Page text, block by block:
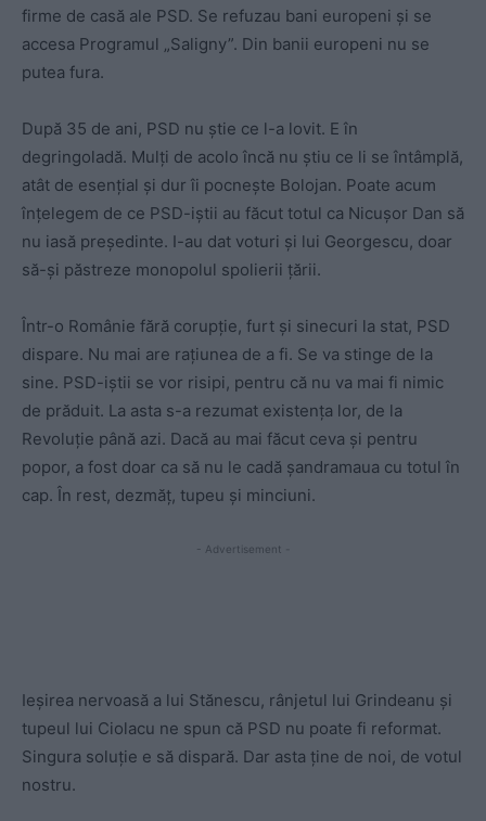
firme de casă ale PSD. Se refuzau bani europeni și se
accesa Programul „Saligny”. Din banii europeni nu se
putea fura.
După 35 de ani, PSD nu știe ce l-a lovit. E în
degringoladă. Mulți de acolo încă nu știu ce li se întâmplă,
atât de esențial și dur îi pocnește Bolojan. Poate acum
înțelegem de ce PSD-iștii au făcut totul ca Nicușor Dan să
nu iasă președinte. I-au dat voturi și lui Georgescu, doar
să-și păstreze monopolul spolierii țării.
Într-o Românie fără corupție, furt și sinecuri la stat, PSD
dispare. Nu mai are rațiunea de a fi. Se va stinge de la
sine. PSD-iștii se vor risipi, pentru că nu va mai fi nimic
de prăduit. La asta s-a rezumat existența lor, de la
Revoluție până azi. Dacă au mai făcut ceva și pentru
popor, a fost doar ca să nu le cadă șandramaua cu totul în
cap. În rest, dezmăț, tupeu și minciuni.
- Advertisement -
Ieșirea nervoasă a lui Stănescu, rânjetul lui Grindeanu și
tupeul lui Ciolacu ne spun că PSD nu poate fi reformat.
Singura soluție e să dispară. Dar asta ține de noi, de votul
nostru.